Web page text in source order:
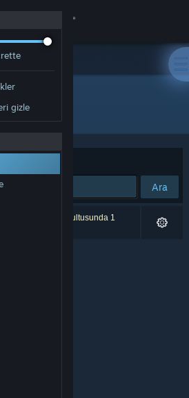
yükle
görüntüle
gizle
Ara
Tercihleriniz doğrultusunda 1